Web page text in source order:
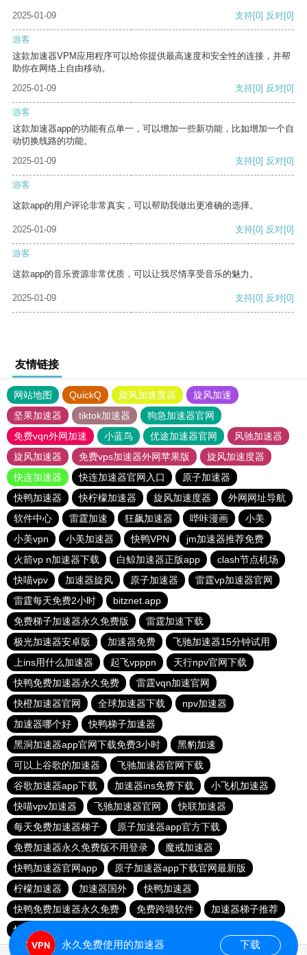
2025-01-09 支持[0] 反对[0]
游客
这款加速器VPM应用程序可以给你提供最高速度和安全性的连接，并帮
助你在网络上自由移动。
2025-01-09
支持[0] 反对[0]
游客
这款加速器app的功能有点单一，可以增加一些新功能，比如增加一个自
动切换线路的功能。
2025-01-09
支持[0] 反对[0]
游客
这款app的用户评论非常真实，可以帮助我做出更准确的选择。
2025-01-09 支持[0] 反对[0]
游客
这款app的音乐资源非常优质，可以让我尽情享受音乐的魅力。
2025-01-09 支持[0] 反对[0]
友情链接
网站地图 QuickQ 旋风加速度器
旋风加速
坚果加速器
tiktok加速器
狗急加速器官网
免费vqn外网加速
小蓝鸟 优途加速器官网
风驰加速器
旋风加速器
免费vps加速器外网苹果版
旋风加速度器
快连加速器
快连加速器官网入口
原子加速器
快鸭加速器
快柠檬加速器 旋风加速度器
外网网址导航
软件中心
雷霆加速 狂飙加速器 哔咔漫画
小美
小美vpn
小美加速器 快鸭VPN
jm加速器推荐免费
火箭vp n加速器下载
白鲸加速器正版app
clash节点机场
快喵vpv
加速器旋风 原子加速器
雷霆vp加速器官网
雷霆每天免费2小时
bitznet.app
免费梯子加速器永久免费版
雷霆加速下载
极光加速器安卓版
加速器免费
飞驰加速器15分钟试用
上ins用什么加速器
起飞vpppn
天行npv官网下载
快鸭免费加速器永久免费
雷霆vqn加速官网
快橙加速器官网
全球加速器下载
npv加速器
加速器哪个好
快鸭梯子加速器
黑洞加速器app官网下载免费3小时
黑豹加速
可以上谷歌的加速器
飞驰加速器官网下载
谷歌加速器app下载
加速器ins免费下载
小飞机加速器
快喵vpv加速器
飞驰加速器官网
快联加速器
每天免费加速器梯子
原子加速器app官方下载
免费加速器永久免费版不用登录
魔戒加速器
快鸭加速器官网app
原子加速器app下载官网最新版
柠檬加速器
加速器国外
快鸭加速器
快鸭免费加速器永久免费
免费跨墙软件
加速器梯子推荐
快鸭梯子加速器
永久免费使用的加速器 下载